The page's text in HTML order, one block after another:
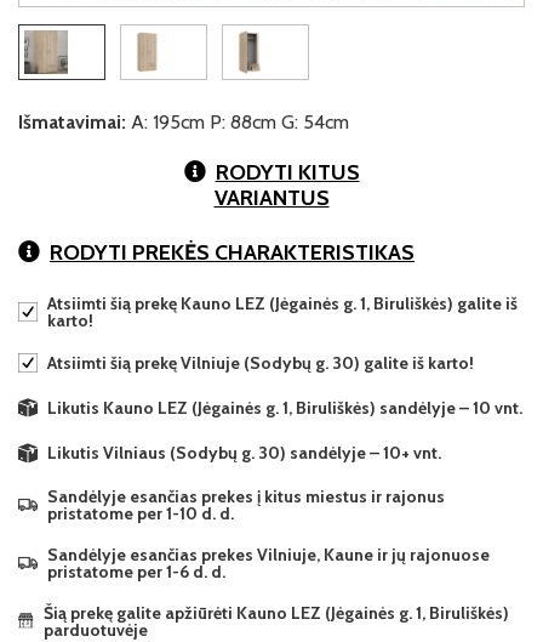
Išmatavimai: A: 195cm P: 88cm G: 54cm
RODYTI KITUS
VARIANTUS
RODYTI PREKĖS CHARAKTERISTIKAS
Atsiimti šią prekę Kauno LEZ (Jėgainės g. 1, Biruliškės) galite iš
karto!
Atsiimti šią prekę Vilniuje (Sodybų g. 30) galite iš karto!
Likutis Kauno LEZ (Jėgainės g. 1, Biruliškės) sandėlyje – 10 vnt.
Likutis Vilniaus (Sodybų g. 30) sandėlyje – 10+ vnt.
Sandėlyje esančias prekes į kitus miestus ir rajonus
pristatome per 1-10 d. d.
Sandėlyje esančias prekes Vilniuje, Kaune ir jų rajonuose
pristatome per 1-6 d. d.
Šią prekę galite apžiūrėti Kauno LEZ (Jėgainės g. 1, Biruliškės)
parduotuvėje